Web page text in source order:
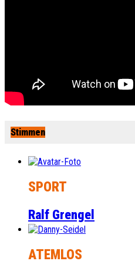
Stimmen
SPORT
Ralf Grengel
ATEMLOS